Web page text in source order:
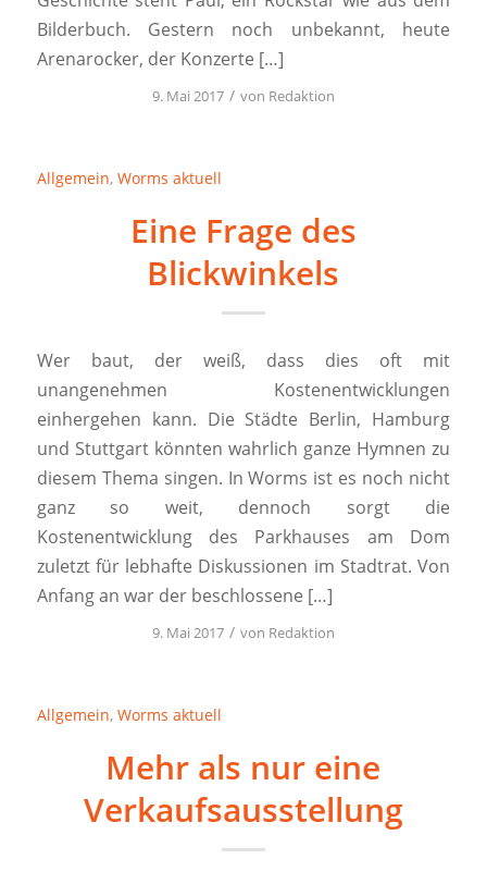
Bilderbuch. Gestern noch unbekannt, heute
Arenarocker, der Konzerte […]
9. Mai 2017 / von Redaktion
Allgemein, Worms aktuell
Eine Frage des
Blickwinkels
Wer baut, der weiß, dass dies oft mit
unangenehmen Kostenentwicklungen
einhergehen kann. Die Städte Berlin, Hamburg
und Stuttgart könnten wahrlich ganze Hymnen zu
diesem Thema singen. In Worms ist es noch nicht
ganz so weit, dennoch sorgt die
Kostenentwicklung des Parkhauses am Dom
zuletzt für lebhafte Diskussionen im Stadtrat. Von
Anfang an war der beschlossene […]
9. Mai 2017 / von Redaktion
Allgemein, Worms aktuell
Mehr als nur eine
Verkaufsausstellung